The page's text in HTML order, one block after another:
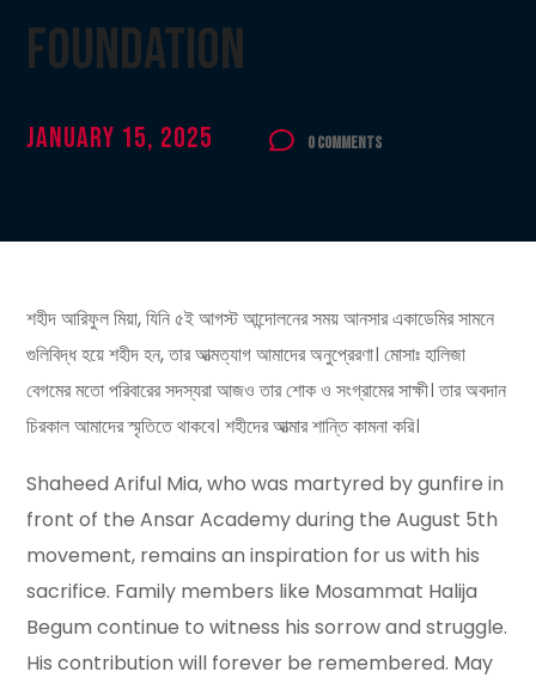
Foundation
January 15, 2025 0 Comments
শহীদ আরিফুল মিয়া, যিনি ৫ই আগস্ট আন্দোলনের সময় আনসার একাডেমির সামনে
গুলিবিদ্ধ হয়ে শহীদ হন, তার আত্মত্যাগ আমাদের অনুপ্রেরণা। মোসাঃ হালিজা
বেগমের মতো পরিবারের সদস্যরা আজও তার শোক ও সংগ্রামের সাক্ষী। তার অবদান
চিরকাল আমাদের স্মৃতিতে থাকবে। শহীদের আত্মার শান্তি কামনা করি।
Shaheed Ariful Mia, who was martyred by gunfire in
front of the Ansar Academy during the August 5th
movement, remains an inspiration for us with his
sacrifice. Family members like Mosammat Halija
Begum continue to witness his sorrow and struggle.
His contribution will forever be remembered. May